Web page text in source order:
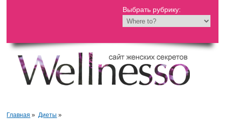
Выбрать рубрику:
Главная » Диеты »